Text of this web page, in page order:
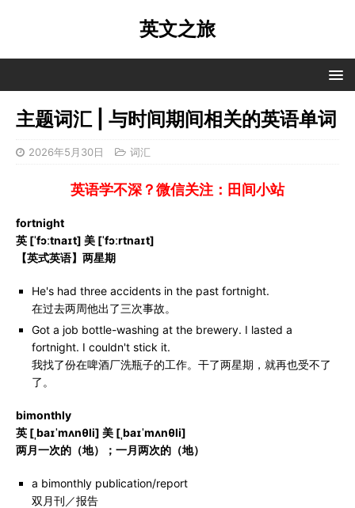
英文之旅
主题词汇 | 与时间期间相关的英语单词
2026年5月30日 词汇
英语学不深？微信关注：田间小站
fortnight
英 [ˈfɔːtnaɪt] 美 [ˈfɔːrtnaɪt]
【英式英语】两星期
He's had three accidents in the past fortnight.
在过去两周他出了三次事故。
Got a job bottle-washing at the brewery. I lasted a
fortnight. I couldn't stick it.
我找了份在啤酒厂洗瓶子的工作。干了两星期，就再也受不了
了。
bimonthly
英 [ˌbaɪˈmʌnθli] 美 [ˌbaɪˈmʌnθli]
两月一次的（地）；一月两次的（地）
a bimonthly publication/report
双月刊／报告